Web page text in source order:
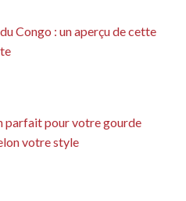
Congo : un aperçu de cette
parfait pour votre gourde
votre style